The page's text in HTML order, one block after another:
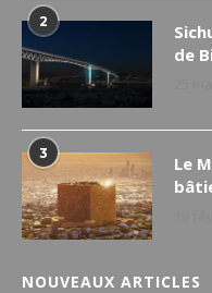
2
de
3
Le
NOUVEAUX ARTICLES